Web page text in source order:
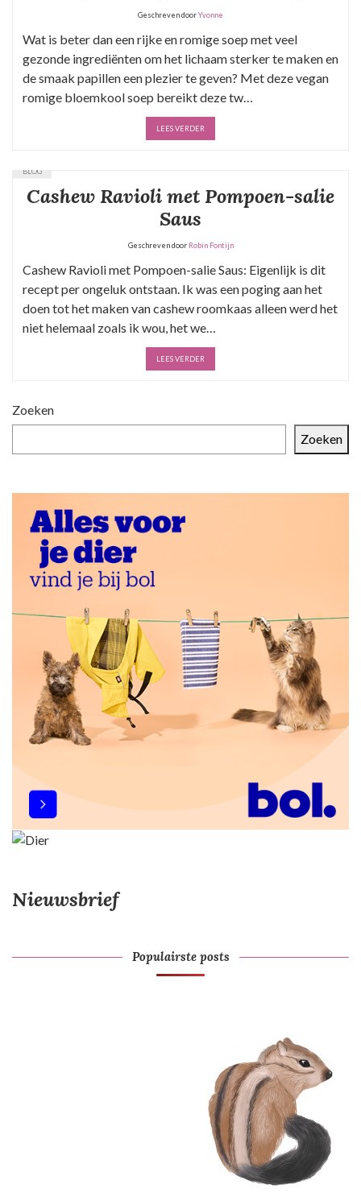
Geschreven doorYvonne
Wat is beter dan een rijke en romige soep met veel
gezonde ingrediënten om het lichaam sterker te maken en
de smaak papillen een plezier te geven? Met deze vegan
romige bloemkool soep bereikt deze tw…
LEES VERDER
BLOG
Cashew Ravioli met Pompoen-salie
Saus
Geschreven door Robin Fontijn
Cashew Ravioli met Pompoen-salie Saus: Eigenlijk is dit
recept per ongeluk ontstaan. Ik was een poging aan het
doen tot het maken van cashew roomkaas alleen werd het
niet helemaal zoals ik wou, het we…
LEES VERDER
Zoeken
Zoeken
Nieuwsbrief
Populairste posts